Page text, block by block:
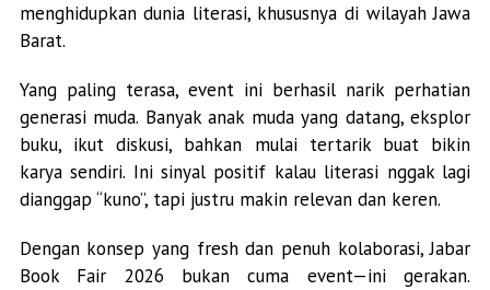
menghidupkan dunia literasi, khususnya di wilayah Jawa
Barat.
Yang paling terasa, event ini berhasil narik perhatian
generasi muda. Banyak anak muda yang datang, eksplor
buku, ikut diskusi, bahkan mulai tertarik buat bikin
karya sendiri. Ini sinyal positif kalau literasi nggak lagi
dianggap “kuno”, tapi justru makin relevan dan keren.
Dengan konsep yang fresh dan penuh kolaborasi, Jabar
Book Fair 2026 bukan cuma event—ini gerakan.